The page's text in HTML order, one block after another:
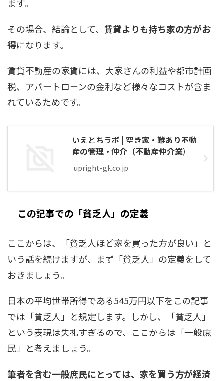
ます。
その場合、結論として、 賃貸よりも持ち家の方がお
得になります。
賃貸不動産の家賃には、大家さんの利益や都市計画
税、アパートローンの金利など様々なコストが含ま
れているためです。
いえとちラボ | 空き家・難あり不動
産の管理・仲介（不動産仲介業）
upright-gk.co.jp
この記事での「貧乏人」の定義
ここからは、「貧乏人ほど家を買った方が良い」と
いう話を続けますが、まず「貧乏人」の定義をして
おきましょう。
日本の平均世帯所得である545万円以下をこの記事
では「貧乏人」と規定します。しかし、「貧乏人」
という表現は失礼すぎるので、ここからは「一般庶
民」と考えましょう。
筆者を含む一般庶民にとっては、家を買う方が経済